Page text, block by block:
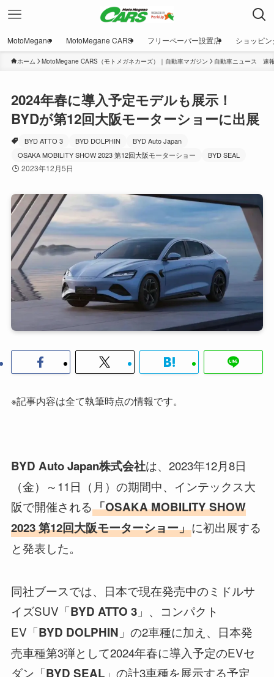
MotoMegane MotoMegane CARS フリーペーパー設置店 ショッピン
ホーム MotoMegane CARS（モトメガネカーズ）｜自動車マガジン 自動車ニュース 速
2024年春に導入予定モデルも展示！
BYDが第12回大阪モーターショーに出展
BYD ATTO 3 BYD DOLPHIN
BYD Auto Japan
OSAKA MOBILITY SHOW 2023 第12回大阪モーターショー
BYD SEAL
2023年12月5日
※記事内容は全て執筆時点の情報です。
BYD Auto Japan株式会社は、2023年12月8日
（金）～11日（月）の期間中、インテックス大
阪で開催される「OSAKA MOBILITY SHOW
2023 第12回大阪モーターショー」に初出展する
と発表した。
同社ブースでは、日本で現在発売中のミドルサ
イズSUV「BYD ATTO 3」、コンパクト
EV「BYD DOLPHIN 」の2車種に加え、日本発
売車種第3弾として2024年春に導入予定のEVセ
ダン「BYD SEAL」の計3車種を展示する予定